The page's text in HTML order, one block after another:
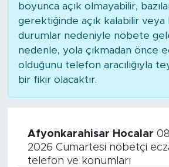
boyunca açık olmayabilir,
gerektiğinde açık kalabilir
durumlar nedeniyle nöbete
nedenle, yola çıkmadan önce
olduğunu telefon aracılığıyla
bir fikir olacaktır.
Afyonkarahisar Hocalar
2026 Cumartesi nöbetçi
telefon ve konumları
Foto Şaka
Politika